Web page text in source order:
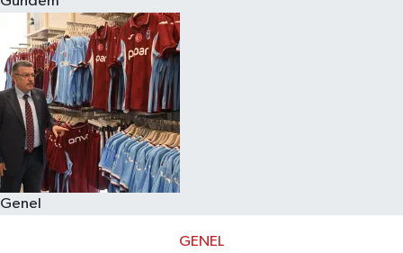
Genel
GENEL
Eğitim
Sağlık
Dünya
Magazin